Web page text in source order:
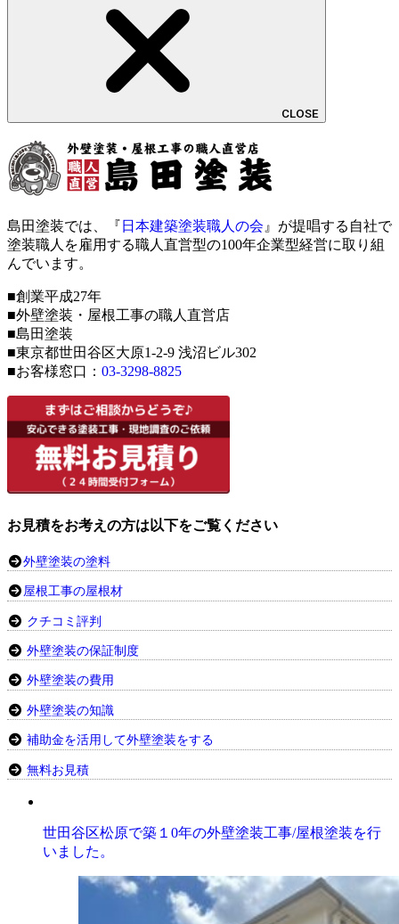
CLOSE
島田塗装では、『 日本建築塗装職人の会 』が提唱する自社で
塗装職人を雇用する職人直営型の100年企業型経営に取り組
んでいます。
■創業平成27年
■外壁塗装・屋根工事の職人直営店
■島田塗装
■東京都世田谷区大原1-2-9 浅沼ビル302
■お客様窓口： 03-3298-8825
お見積をお考えの方は以下をご覧ください
外壁塗装の塗料
屋根工事の屋根材
クチコミ評判
外壁塗装の保証制度
外壁塗装の費用
外壁塗装の知識
補助金を活用して外壁塗装をする
無料お見積
世田谷区松原で築１0年の外壁塗装工事/屋根塗装を行
いました。